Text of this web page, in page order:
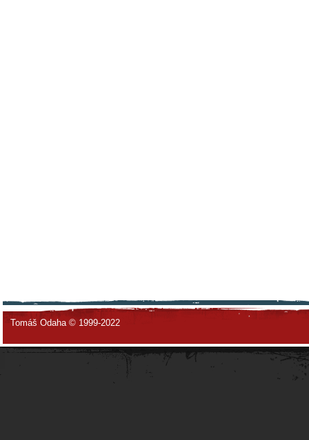
Tomáš Odaha © 1999-2022